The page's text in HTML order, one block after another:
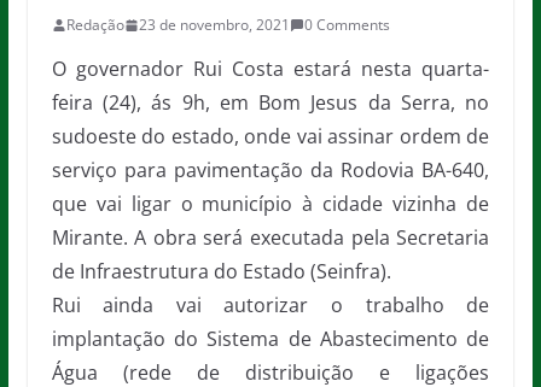
Redação 23 de novembro, 2021 0 Comments
O governador Rui Costa estará nesta quarta-
feira (24), ás 9h, em Bom Jesus da Serra, no
sudoeste do estado, onde vai assinar ordem de
serviço para pavimentação da Rodovia BA-640,
que vai ligar o município à cidade vizinha de
Mirante. A obra será executada pela Secretaria
de Infraestrutura do Estado (Seinfra).
Rui ainda vai autorizar o trabalho de
implantação do Sistema de Abastecimento de
Água (rede de distribuição e ligações